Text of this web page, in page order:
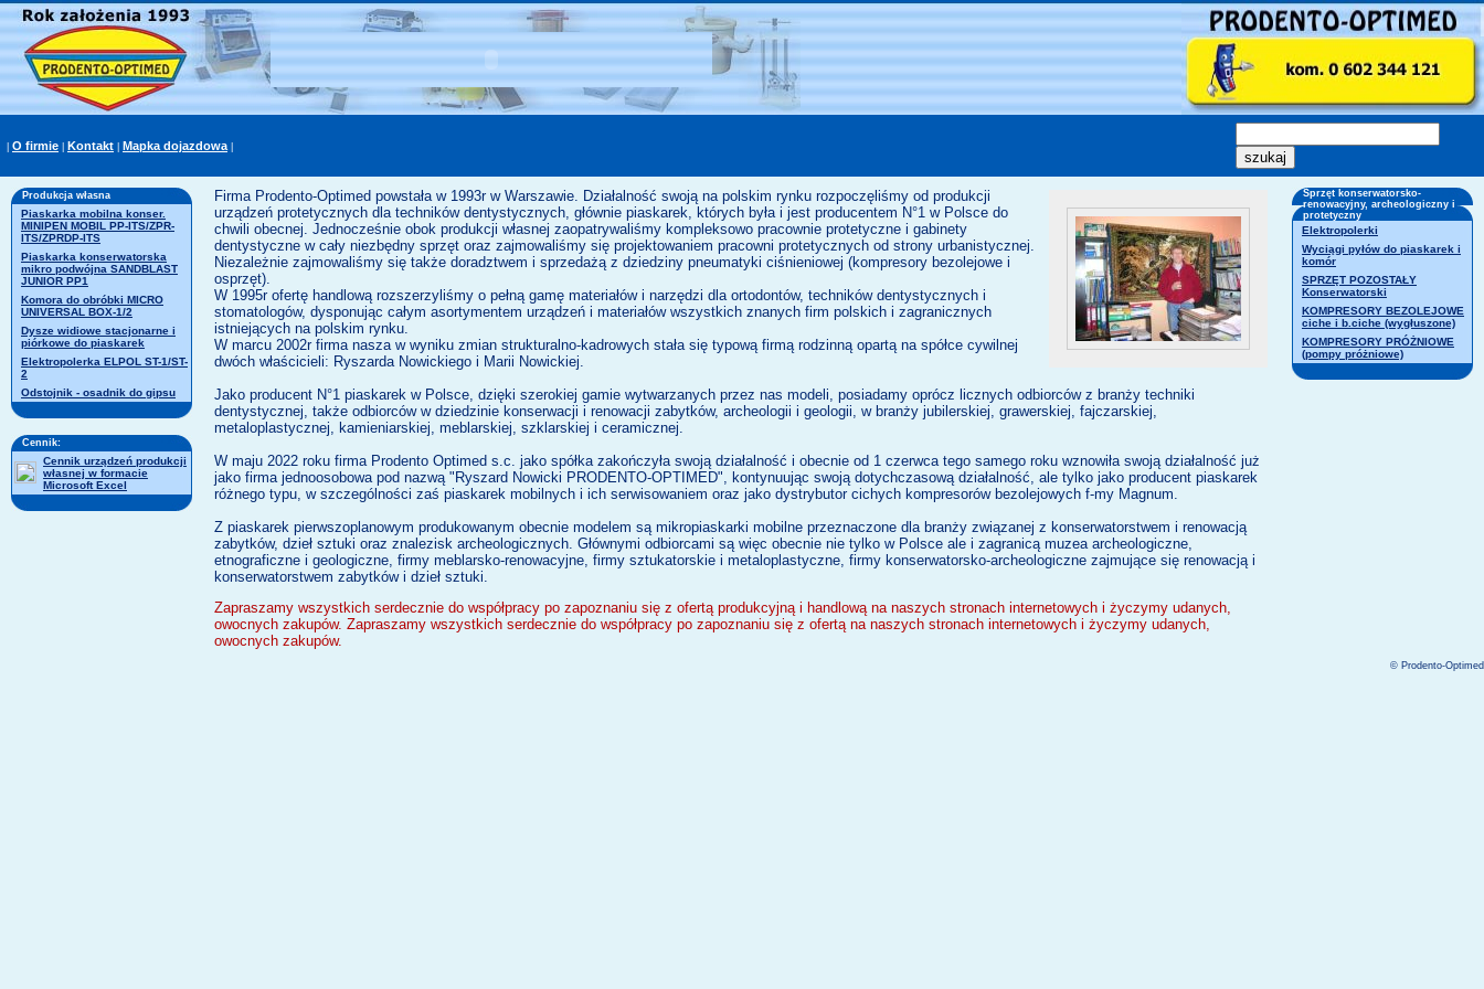
O firmie Kontakt Mapka dojazdowa|
Produkcja własna
Piaskarka mobilna konser.
MINIPEN MOBIL PP-ITS/ZPR-
ITS/ZPRDP-ITS
Piaskarka konserwatorska
mikro podwójna SANDBLAST
JUNIOR PP1
Komora do obróbki MICRO
UNIVERSAL BOX-1/2
Dysze widiowe stacjonarne i
piórkowe do piaskarek
Elektropolerka ELPOL ST-1/ST-
2
Odstojnik - osadnik do gipsu
Cennik:
Cennik urządzeń produkcji
własnej w formacie
Microsoft Excel
Firma Prodento-Optimed powstała w 1993r w Warszawie. Działalność swoją na polskim rynku rozpoczęliśmy od produkcji
urządzeń protetycznych dla techników dentystycznych, głównie piaskarek, których była i jest producentem N°1 w Polsce do
chwili obecnej. Jednocześnie obok produkcji własnej zaopatrywaliśmy kompleksowo pracownie protetyczne i gabinety
dentystyczne w cały niezbędny sprzęt oraz zajmowaliśmy się projektowaniem pracowni protetycznych od strony urbanistycznej.
Niezależnie zajmowaliśmy się także doradztwem i sprzedażą z dziedziny pneumatyki ciśnieniowej (kompresory bezolejowe i
osprzęt).
W 1995r ofertę handlową rozszerzyliśmy o pełną gamę materiałów i narzędzi dla ortodontów, techników dentystycznych i
stomatologów, dysponując całym asortymentem urządzeń i materiałów wszystkich znanych firm polskich i zagranicznych
istniejących na polskim rynku.
W marcu 2002r firma nasza w wyniku zmian strukturalno-kadrowych stała się typową firmą rodzinną opartą na spółce cywilnej
dwóch właścicieli: Ryszarda Nowickiego i Marii Nowickiej.
Jako producent N°1 piaskarek w Polsce, dzięki szerokiej gamie wytwarzanych przez nas modeli, posiadamy oprócz licznych odbiorców z branży techniki
dentystycznej, także odbiorców w dziedzinie konserwacji i renowacji zabytków, archeologii i geologii, w branży jubilerskiej, grawerskiej, fajczarskiej,
metaloplastycznej, kamieniarskiej, meblarskiej, szklarskiej i ceramicznej.
W maju 2022 roku firma Prodento Optimed s.c. jako spółka zakończyła swoją działalność i obecnie od 1 czerwca tego samego roku wznowiła swoją działalność już
jako firma jednoosobowa pod nazwą "Ryszard Nowicki PRODENTO-OPTIMED", kontynuując swoją dotychczasową działalność, ale tylko jako producent piaskarek
różnego typu, w szczególności zaś piaskarek mobilnych i ich serwisowaniem oraz jako dystrybutor cichych kompresorów bezolejowych f-my Magnum.
Z piaskarek pierwszoplanowym produkowanym obecnie modelem są mikropiaskarki mobilne przeznaczone dla branży związanej z konserwatorstwem i renowacją
zabytków, dzieł sztuki oraz znalezisk archeologicznych. Głównymi odbiorcami są więc obecnie nie tylko w Polsce ale i zagranicą muzea archeologiczne,
etnograficzne i geologiczne, firmy meblarsko-renowacyjne, firmy sztukatorskie i metaloplastyczne, firmy konserwatorsko-archeologiczne zajmujące się renowacją i
konserwatorstwem zabytków i dzieł sztuki.
Zapraszamy wszystkich serdecznie do współpracy po zapoznaniu się z ofertą produkcyjną i handlową na naszych stronach internetowych i życzymy udanych,
owocnych zakupów. Zapraszamy wszystkich serdecznie do współpracy po zapoznaniu się z ofertą na naszych stronach internetowych i życzymy udanych,
owocnych zakupów.
Sprzęt konserwatorsko-
renowacyjny, archeologiczny i
protetyczny
Elektropolerki
Wyciągi pyłów do piaskarek i
komór
SPRZĘT POZOSTAŁY
Konserwatorski
KOMPRESORY BEZOLEJOWE
ciche i b.ciche (wygłuszone)
KOMPRESORY PRÓŻNIOWE
(pompy próżniowe)
© Prodento-Optimed